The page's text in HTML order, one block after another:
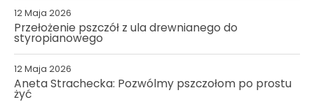
12 Maja 2026
Przełożenie pszczół z ula drewnianego do
styropianowego
12 Maja 2026
Aneta Strachecka: Pozwólmy pszczołom po prostu
żyć